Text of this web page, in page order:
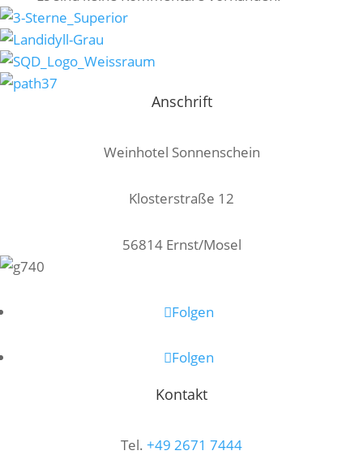
Anschrift
Weinhotel Sonnenschein
Klosterstraße 12
56814 Ernst/Mosel
Folgen
Folgen
Kontakt
Tel. +49 2671 7444